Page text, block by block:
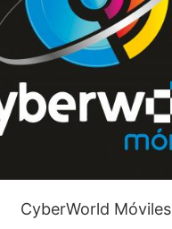
CyberWorld Móviles